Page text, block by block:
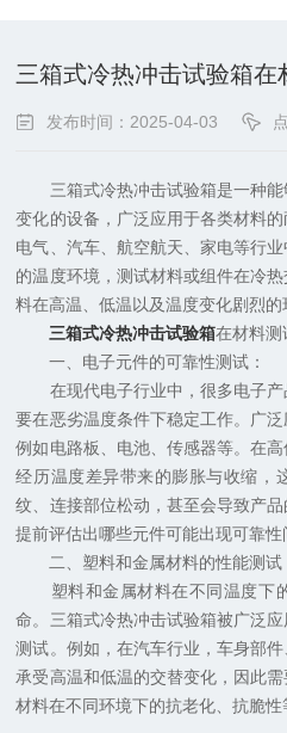
三箱式冷热冲击试验箱在
发布时间：2025-04-03
三箱式冷热冲击试验箱是一种能
变化的设备，广泛应用于各类材料的
电气、汽车、航空航天、家电等行
的温度环境，测试材料或组件在冷
料在高温、低温以及温度变化剧烈的
三箱式冷热冲击试验箱在材料测
一、电子元件的可靠性测试：
在现代电子行业中，很多电子产
要在恶劣温度条件下稳定工作。广
例如电路板、电池、传感器等。在
经历温度差异带来的膨胀与收缩，
纹、连接部位松动，甚至会导致产
提前评估出哪些元件可能出现可靠性
二、塑料和金属材料的性能测试
塑料和金属材料在不同温度下
命。三箱式冷热冲击试验箱被广泛
测试。例如，在汽车行业，车身部
承受高温和低温的交替变化，因此
材料在不同环境下的抗老化、抗脆性